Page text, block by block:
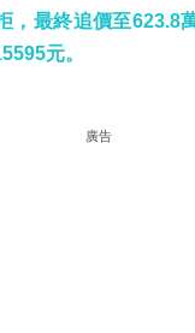
，最終追價至623.8
元。
廣告